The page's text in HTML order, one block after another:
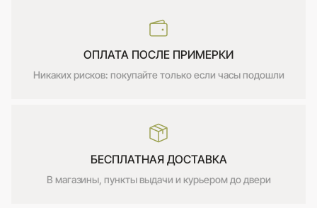
ОПЛАТА ПОСЛЕ ПРИМЕРКИ
Никаких рисков: покупайте только если часы подошли
БЕСПЛАТНАЯ ДОСТАВКА
В магазины, пункты выдачи и курьером до двери